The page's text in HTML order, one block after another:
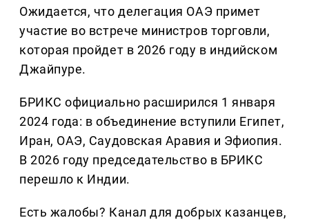
Ожидается, что делегация ОАЭ примет
участие во встрече министров торговли,
которая пройдет в 2026 году в индийском
Джайпуре.
БРИКС официально расширился 1 января
2024 года: в объединение вступили Египет,
Иран, ОАЭ, Саудовская Аравия и Эфиопия.
В 2026 году председательство в БРИКС
перешло к Индии.
Есть жалобы? Канал для добрых казанцев,